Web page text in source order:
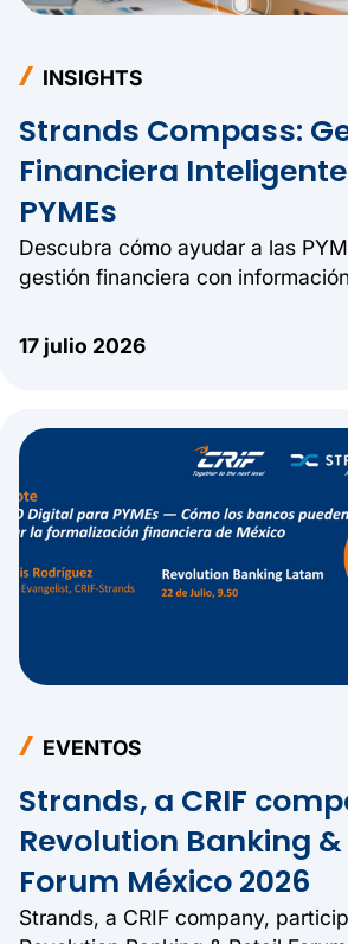
INSIGHTS
Strands Compass:
Financiera
PYMEs
Descubra cómo ayudar a las
gestión financiera con
17 julio 2026
EVENTOS
Strands, a CRIF
Revolution Banking &
Forum México 2026
Strands, a CRIF company,